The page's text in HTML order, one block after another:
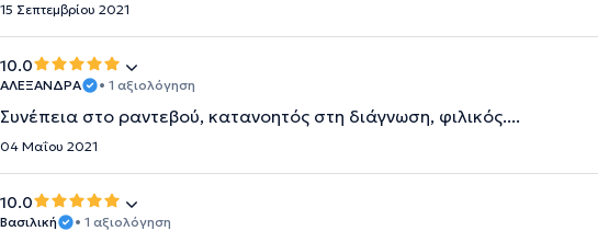
15 Σεπτεμβρίου 2021
10.0
ΑΛΕΞΑΝΔΡΑ • 1 αξιολόγηση
Συνέπεια στο ραντεβού, κατανοητός στη διάγνωση, φιλικός....
04 Μαΐου 2021
10.0
Βασιλική • 1 αξιολόγηση